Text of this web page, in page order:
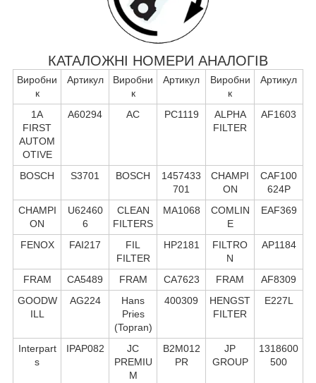
КАТАЛОЖНІ НОМЕРИ АНАЛОГІВ
Виробни
к
Артикул
Виробни
к
Артикул
Виробни
к
Артикул
1A
FIRST
AUTOM
OTIVE
A60294 AC PC1119
ALPHA
FILTER
AF1603
BOSCH S3701 BOSCH
1457433
701
CHAMPI
ON
CAF100
624P
CHAMPI
ON
U62460
6
CLEAN
FILTERS
MA1068
COMLIN
E
EAF369
FENOX FAI217
FIL
FILTER
HP2181
FILTRO
N
AP1184
FRAM CA5489 FRAM CA7623 FRAM
AF8309
GOODW
ILL
AG224
Hans
Pries
(Topran)
400309
HENGST
FILTER
E227L
Interpart
s
IPAP082
JC
PREMIU
M
B2M012
PR
JP
GROUP
1318600
500